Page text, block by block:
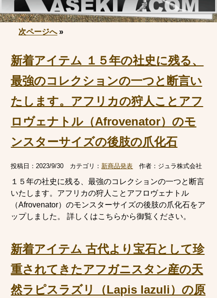
次ページへ»
新着アイテム １５年の社史に残る、
最強のコレクションの一つと断言い
たします。アフリカの狩人ことアフ
ロヴェナトル（Afrovenator）のモ
ンスターサイズの後肢の爪化石
投稿日：2023/9/30 カテゴリ： 新商品発表 作者： ジュラ株式会社
１５年の社史に残る、最強のコレクションの一つと断言
いたします。アフリカの狩人ことアフロヴェナトル
（Afrovenator）のモンスターサイズの後肢の爪化石をア
ップしました。 詳しくはこちらから御覧ください。
新着アイテム 古代より宝石として珍
重されてきたアフガニスタン産の天
然ラピスラズリ（Lapis lazuli）の原